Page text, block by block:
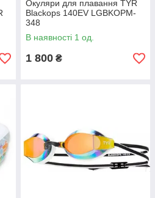
Окуляри для плавання TYR
Blackops 140EV LGBKOPM-
348
В наявності 1 од.
1 800 ₴